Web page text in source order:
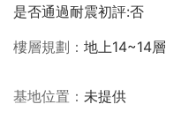
是否通過耐震初評:否
樓層規劃
地上14~14層
基地位置
未提供